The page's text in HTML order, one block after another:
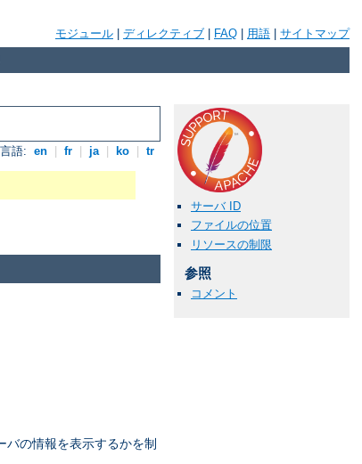
モジュール ディレクティブ FAQ 用語 サイトマップ
語: en fr ja ko tr
サーバ ID
ファイルの位置
リソースの制限
参照
コメント
の情報を表示するかを制